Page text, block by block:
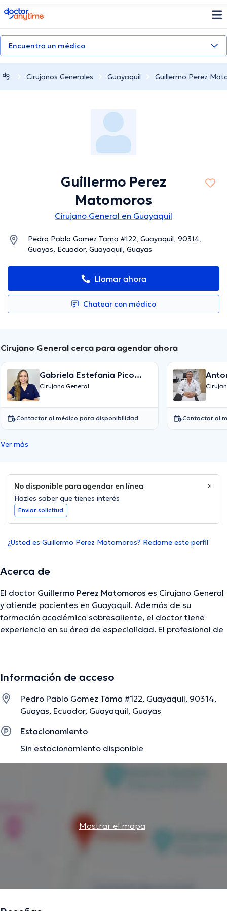
doctoranytime
Encuentra un médico
Cirujanos Generales Guayaquil Guillermo Perez
Guillermo Perez
Matomoros
Cirujano General en Guayaquil
Pedro Pablo Gomez Tama #122, Guayaquil, 90314,
Guayas, Ecuador, Guayaquil, Guayas
Llamar ahora
Chatear con médico
Cirujano General cerca para agendar ahora
Gabriela Estefania Pico
Loor
Cirujano General
Contactar al médico para disponibilidad Contactar al
Ver más
No disponible para agendar en línea
Hazles saber que tienes interés
Enviar solicitud
¿Usted es Guillermo Perez Matomoros? Reclame este perfil
Acerca de
El doctor Guillermo Perez Matomoros es Cirujano General
y atiende pacientes en Guayaquil. Además de su
formación académica sobresaliente, el doctor tiene
experiencia en su área de especialidad. El profesional de
médicas. Guillermo Perez Matomoros ha contribuido en
continua en su disciplina de especialización y ha
compartido diferentes artículos.
La descripción fue editada por el equipo de doctoranytime, con base en
Información de acceso
Pedro Pablo Gomez Tama #122, Guayaquil, 90314,
Guayas, Ecuador, Guayaquil, Guayas
Estacionamiento
Sin estacionamiento disponible
Mostrar el mapa